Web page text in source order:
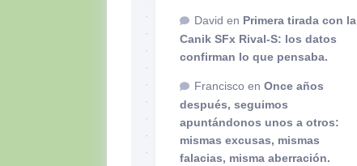
David en Primera tirada con la
Canik SFx Rival-S: los datos
confirman lo que pensaba.
Francisco en Once años
después, seguimos
apuntándonos unos a otros:
mismas excusas, mismas
falacias, misma aberración.